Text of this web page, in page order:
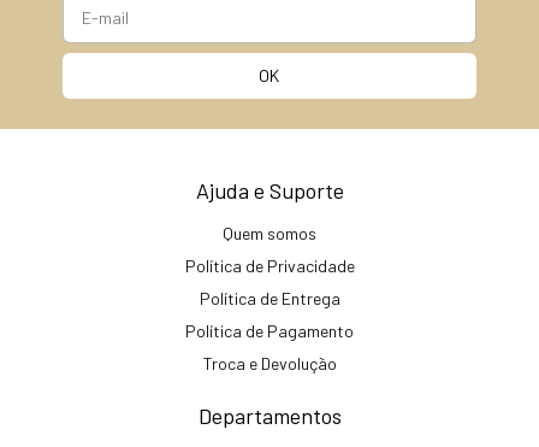
Ajuda e Suporte
Quem somos
Política de Privacidade
Política de Entrega
Política de Pagamento
Troca e Devolução
Departamentos